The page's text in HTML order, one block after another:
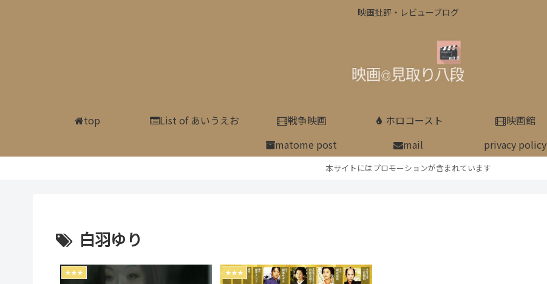
映画批評・レビューブログ
top List of あいうえお 戦争映画 ホロコースト 映画館
matome post
mail privacy policy
本サイトにはプロモーションが含まれています
白羽ゆり
★★★ ★★★